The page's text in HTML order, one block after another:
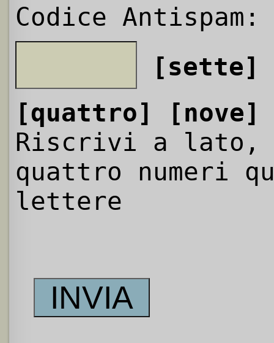
Codice Antispam:
[sette]
[quattro]
[nove]
Riscrivi a
quattro numeri
lettere